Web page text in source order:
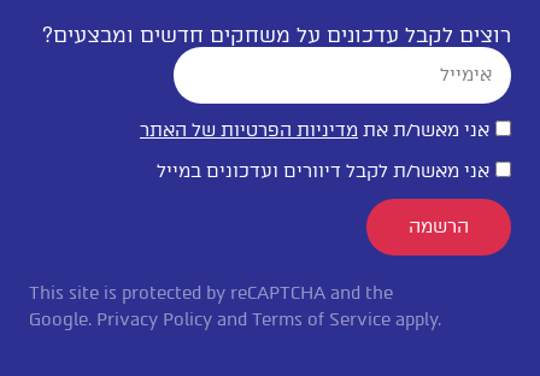
רוצים לקבל עדכונים על משחקים חדשים ומבצעים?
אני מאשר/ת את מדיניות הפרטיות של האתר
אני מאשר/ת לקבל דיוורים ועדכונים במייל
הרשמה
This site is protected by reCAPTCHA and the
Google. Privacy Policy and Terms of Service apply.